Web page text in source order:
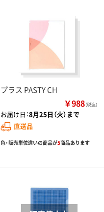
プラス PASTY CH
￥988（税込）
お届け日：8月25日（火）まで
直送品
色・販売単位違いの商品が5商品あります